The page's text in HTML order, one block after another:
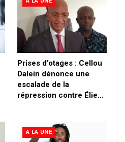
Prises d’otages : Cellou
Dalein dénonce une
escalade de la
répression contre Élie…
A LA UNE